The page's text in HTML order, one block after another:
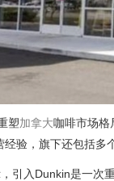
塑加拿大咖啡市场格
验，旗下还包括多
引入Dunkin是一次